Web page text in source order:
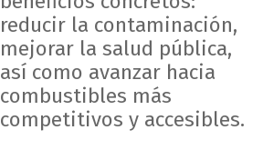
reducir la contaminación,
mejorar la salud pública,
así como avanzar hacia
combustibles más
competitivos y accesibles.